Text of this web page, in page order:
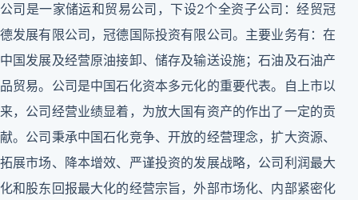
公司是一家储运和贸易公司，下设2个全资子公司：经贸冠
德发展有限公司，冠德国际投资有限公司。主要业务有：在
中国发展及经营原油接卸、储存及输送设施；石油及石油产
品贸易。公司是中国石化资本多元化的重要代表。自上市以
来，公司经营业绩显着，为放大国有资产的作出了一定的贡
献。公司秉承中国石化竞争、开放的经营理念，扩大资源、
拓展市场、降本增效、严谨投资的发展战略，公司利润最大
化和股东回报最大化的经营宗旨，外部市场化、内部紧密化